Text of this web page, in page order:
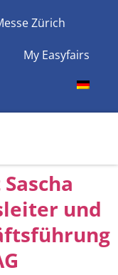
Zürich
My Easyfairs
und